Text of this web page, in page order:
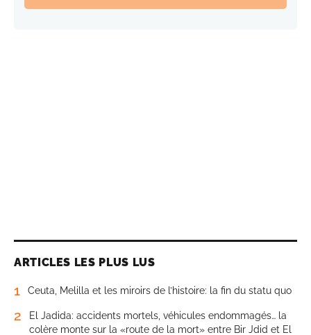
ARTICLES LES PLUS LUS
1 Ceuta, Melilla et les miroirs de l’histoire: la fin du statu quo
2
El Jadida: accidents mortels, véhicules endommagés… la
colère monte sur la «route de la mort» entre Bir Jdid et El